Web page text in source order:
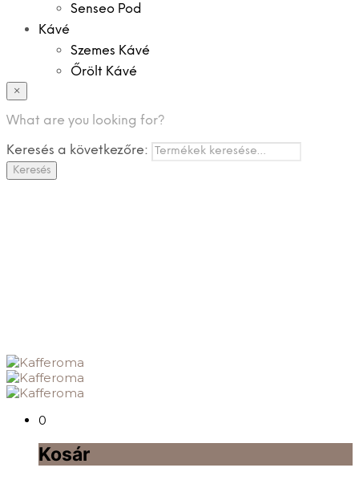
Senseo Pod
Kávé
Szemes Kávé
Őrölt Kávé
Instant Kávé
Zacskó Tea
Tartozékok
×
What are you looking for?
Keresés a következőre:
Keresés
0
Kosár